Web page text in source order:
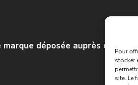
Pour
stocker
site. Le
déposée auprès de l’INPI.